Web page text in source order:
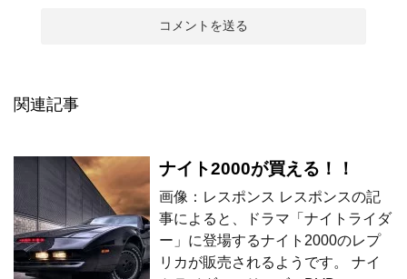
関連記事
ナイト2000が買える！！
画像：レスポンス レスポンスの記
事によると、ドラマ「ナイトライダ
ー」に登場するナイト2000のレプ
リカが販売されるようです。 ナイ